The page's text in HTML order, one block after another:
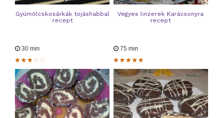
Gyümölcskosárkák tojáshabbal
recept
Vegyes linzerek Karácsonyra
recept
30 min 75 min